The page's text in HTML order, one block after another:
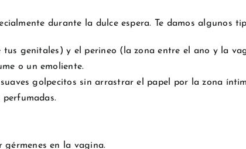
durante la dulce espera. Te damos algunos
genitales) y el perineo (la zona entre el ano y la
o un emoliente.
golpecitos sin arrastrar el papel por la zona
gérmenes en la vagina.